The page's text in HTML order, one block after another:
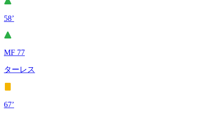
58’
MF 77
ターレス
67’